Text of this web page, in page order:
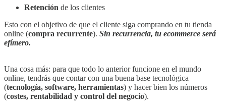
Retención de los clientes
Esto con el objetivo de que el cliente siga comprando en tu tienda
online (compra recurrente). Sin recurrencia, tu ecommerce será
efímero.
Una cosa más: para que todo lo anterior funcione en el mundo
online, tendrás que contar con una buena base tecnológica
(tecnología, software, herramientas) y hacer bien los números
(costes, rentabilidad y control del negocio).